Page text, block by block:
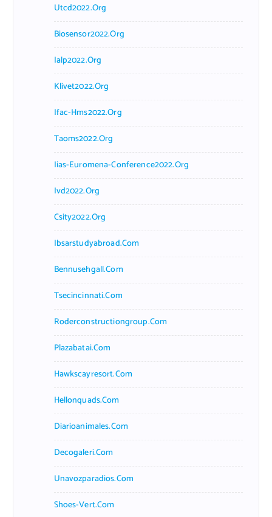
Utcd2022.org
Biosensor2022.org
Ialp2022.org
Klivet2022.org
Ifac-Hms2022.org
Taoms2022.org
Iias-Euromena-Conference2022.org
Ivd2022.org
Csity2022.org
Ibsarstudyabroad.com
Bennusehgall.com
Tsecincinnati.com
Roderconstructiongroup.com
Plazabatai.com
Hawkscayresort.com
Hellonquads.com
Diarioanimales.com
Decogaleri.com
Unavozparadios.com
Shoes-Vert.com